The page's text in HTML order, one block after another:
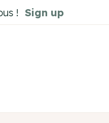
! Sign up